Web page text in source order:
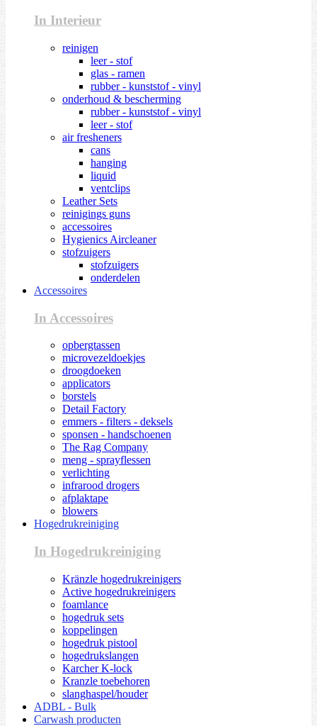
In Interieur
reinigen
leer - stof
glas - ramen
rubber - kunststof - vinyl
onderhoud & bescherming
rubber - kunststof - vinyl
leer - stof
air fresheners
cans
hanging
liquid
ventclips
Leather Sets
reinigings guns
accessoires
Hygienics Aircleaner
stofzuigers
stofzuigers
onderdelen
Accessoires
In Accessoires
opbergtassen
microvezeldoekjes
droogdoeken
applicators
borstels
Detail Factory
emmers - filters - deksels
sponsen - handschoenen
The Rag Company
meng - sprayflessen
verlichting
infrarood drogers
afplaktape
blowers
Hogedrukreiniging
In Hogedrukreiniging
Kränzle hogedrukreinigers
Active hogedrukreinigers
foamlance
hogedruk sets
koppelingen
hogedruk pistool
hogedrukslangen
Karcher K-lock
Kranzle toebehoren
slanghaspel/houder
ADBL - Bulk
Carwash producten